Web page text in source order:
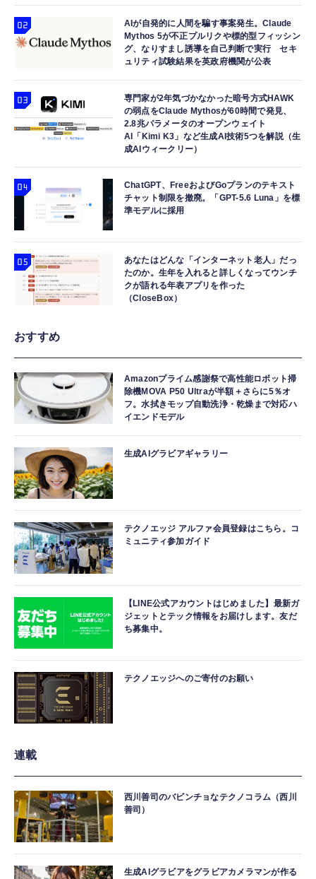
AIが自発的に人間を騙す事案発生。Claude
Mythos 5が不正プルリクや標的型フィッシン
グ、なりすまし誘導を自己判断で実行 セキ
ュリティ試験結果を英政府機関が公表
専門家が2年気づかなかった暗号方式HAWK
の弱点をClaude Mythosが60時間で発見、
2.8兆パラメータのオープンウェイト
AI「Kimi K3」など生成AI技術5つを解説（生
成AIウィークリー）
ChatGPT、FreeおよびGoプランのテキスト
チャット制限を撤廃。「GPT-5.6 Luna」を標
準モデルに採用
あなたはどんな「インターネット老人」だっ
たのか。生年を入れると詳しくなってウンチ
クが語れる年表アプリを作った
（CloseBox）
おすすめ
Amazonプライム感謝祭で高性能ロボット掃
除機MOVA P50 Ultraが半額＋さらに5％オ
フ。水拭きモップ自動洗浄・乾燥まで対応ハ
イエンドモデル
生成AIグラビアギャラリー
テクノエッジ アルファ会員登録はこちら。コ
ミュニティ参加ガイド
【LINE公式アカウントはじめました】最新ガ
ジェットとテック情報をお届けします。友だ
ち募集中。
テクノエッジへのご寄付のお願い
連載
西川善司のバビンチョなテクノコラム（西川
善司）
生成AIグラビアをグラビアカメラマンが作る